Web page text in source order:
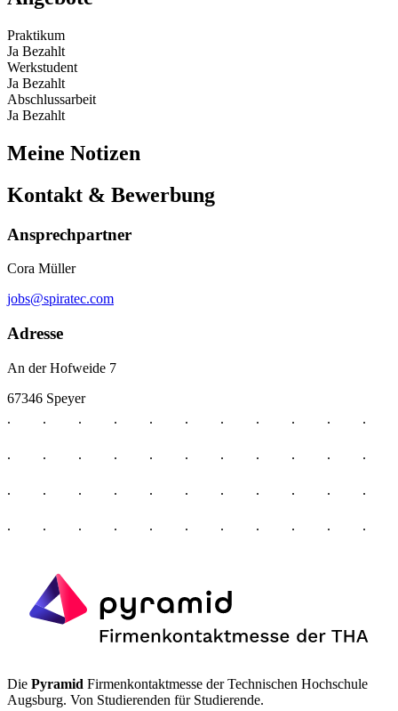
Praktikum
Ja Bezahlt
Werkstudent
Ja Bezahlt
Abschlussarbeit
Ja Bezahlt
Meine Notizen
Kontakt & Bewerbung
Ansprechpartner
Cora Müller
jobs@spiratec.com
Adresse
An der Hofweide 7
67346 Speyer
Die Pyramid Firmenkontaktmesse der Technischen Hochschule
Augsburg. Von Studierenden für Studierende.